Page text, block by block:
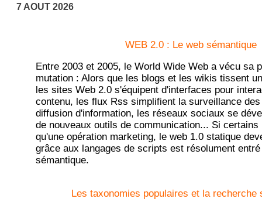
7 AOUT 2026
WEB 2.0 : Le web sémantique
Entre 2003 et 2005, le World Wide Web a vécu sa
mutation : Alors que les blogs et les wikis tissent
les sites Web 2.0 s'équipent d'interfaces pour
contenu, les flux Rss simplifient la surveillance
diffusion d'information, les réseaux sociaux se
de nouveaux outils de communication... Si
qu'une opération marketing, le web 1.0 statique
grâce aux langages de scripts est résolument
sémantique.
Les taxonomies populaires et la recherche